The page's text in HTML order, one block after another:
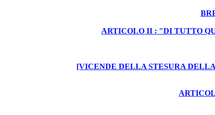
ARTICOLO II : "DI TUTTO
[VICENDE DELLA STESURA